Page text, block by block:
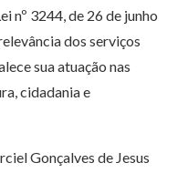
nº 3244, de 26 de junho
dos serviços
sua atuação nas
cidadania e
Gonçalves de Jesus